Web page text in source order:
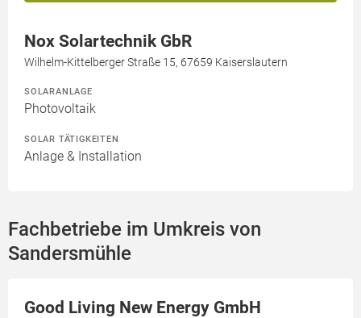
Nox Solartechnik GbR
Wilhelm-Kittelberger Straße 15, 67659 Kaiserslautern
SOLARANLAGE
Photovoltaik
SOLAR TÄTIGKEITEN
Anlage & Installation
Fachbetriebe im Umkreis von
Sandersmühle
Good Living New Energy GmbH